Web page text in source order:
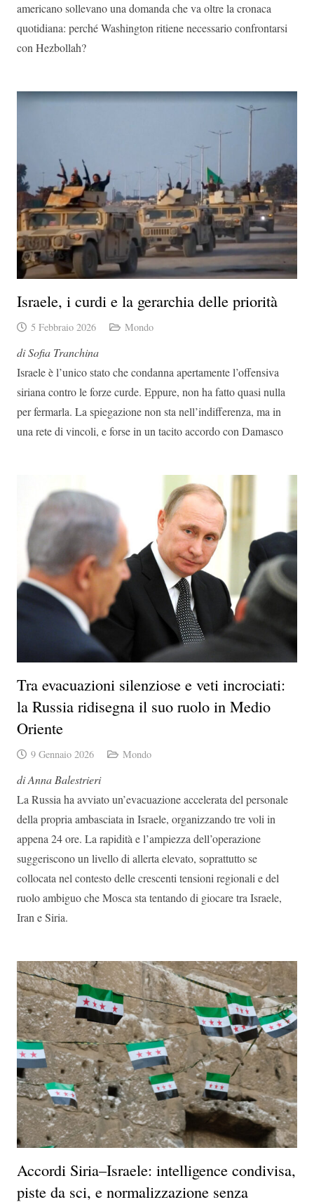
americano sollevano una domanda che va oltre la cronaca
quotidiana: perché Washington ritiene necessario confrontarsi
con Hezbollah?
Israele, i curdi e la gerarchia delle priorità
5 Febbraio 2026 Mondo
di Sofia Tranchina
Israele è l’unico stato che condanna apertamente l’offensiva
siriana contro le forze curde. Eppure, non ha fatto quasi nulla
per fermarla. La spiegazione non sta nell’indifferenza, ma in
una rete di vincoli, e forse in un tacito accordo con Damasco
Tra evacuazioni silenziose e veti incrociati:
la Russia ridisegna il suo ruolo in Medio
Oriente
9 Gennaio 2026 Mondo
di Anna Balestrieri
La Russia ha avviato un’evacuazione accelerata del personale
della propria ambasciata in Israele, organizzando tre voli in
appena 24 ore. La rapidità e l’ampiezza dell’operazione
suggeriscono un livello di allerta elevato, soprattutto se
collocata nel contesto delle crescenti tensioni regionali e del
ruolo ambiguo che Mosca sta tentando di giocare tra Israele,
Iran e Siria.
Accordi Siria–Israele: intelligence condivisa,
piste da sci, e normalizzazione senza